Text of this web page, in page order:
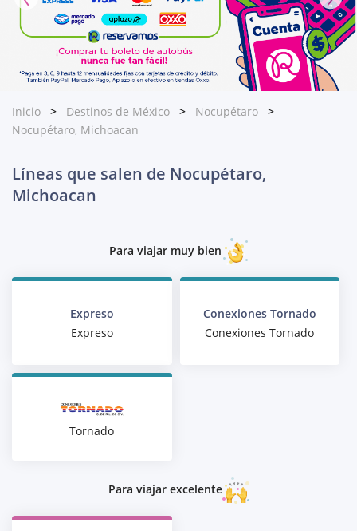
Inicio Destinos de México
Nocupétaro
Nocupétaro, Michoacan
Líneas que salen de Nocupétaro,
Michoacan
Para viajar muy bien
Expreso
Expreso
Conexiones Tornado
Conexiones Tornado
Tornado
Para viajar excelente